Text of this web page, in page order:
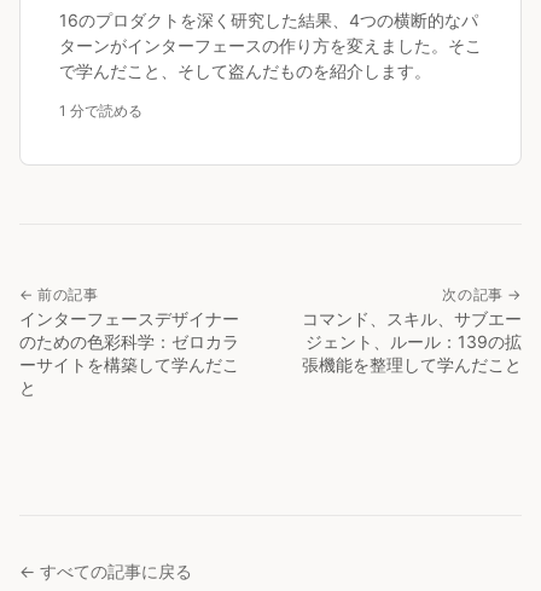
16のプロダクトを深く研究した結果、4つの横断的なパ
ターンがインターフェースの作り方を変えました。そこ
で学んだこと、そして盗んだものを紹介します。
1 分で読める
← 前の記事
インターフェースデザイナー
のための色彩科学：ゼロカラ
ーサイトを構築して学んだこ
と
次の記事 →
コマンド、スキル、サブエー
ジェント、ルール：139の拡
張機能を整理して学んだこと
← すべての記事に戻る